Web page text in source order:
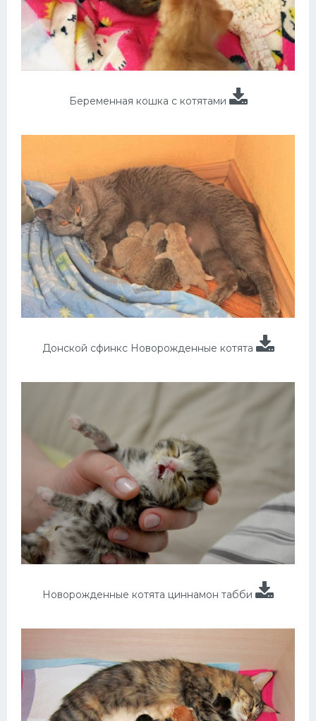
Беременная кошка с котятами
Донской сфинкс Новорожденные котята
Новорожденные котята циннамон табби